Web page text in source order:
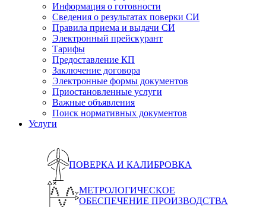
Информация о готовности
Сведения о результатах поверки СИ
Правила приема и выдачи СИ
Электронный прейскурант
Тарифы
Предоставление КП
Заключение договора
Электронные формы документов
Приостановленные услуги
Важные объявления
Поиск нормативных документов
Услуги
ПОВЕРКА И КАЛИБРОВКА
МЕТРОЛОГИЧЕСКОЕ
ОБЕСПЕЧЕНИЕ ПРОИЗВОДСТВА